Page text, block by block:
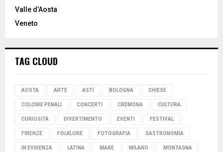
Valle d’Aosta
Veneto
TAG CLOUD
AOSTA ARTE ASTI BOLOGNA CHIESE
COLONIE PENALI CONCERTI CREMONA CULTURA
CURIOSITÀ DIVERTIMENTO EVENTI FESTIVAL
FIRENZE FOLKLORE FOTOGRAFIA GASTRONOMIA
IN EVIDENZA LATINA MARE MILANO MONTAGNA